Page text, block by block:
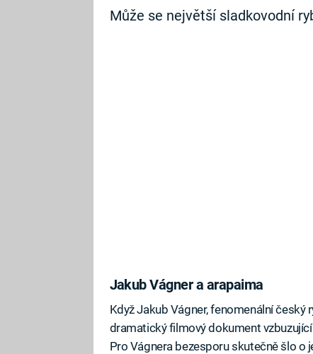
Může se největší sladkovodní
Jakub Vágner a arapaima
Když Jakub Vágner, fenomenální český
dramatický filmový dokument
Pro Vágnera bezesporu skutečně šlo o